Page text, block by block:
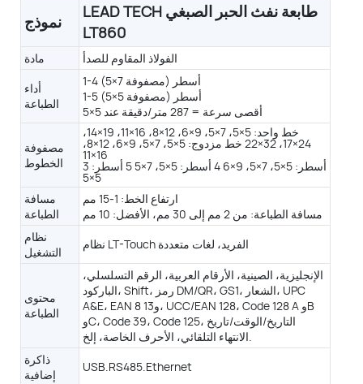
نموذج
LEAD TECH طابعة نفث الحبر الصبغي
LT860
مادة
الفولاذ المقاوم للصدأ
أداء
الطباعة
1-4 أسطر (مصفوفة 7×5)
1-5 أسطر (مصفوفة 5×5)
أقصى سرعة = 287 متر/دقيقة عند 5×5
مصفوفة
الخطوط
خط واحد: 5×5، 7×5، 9×6، 12×8، 16×11، 19×14،
24×17، 32×22 خط مزدوج: 5×5، 7×5، 9×6، 12×8،
16×11
3 أسطر: 5×5، 7×5، 9×6 4 أسطر: 5×5، 7×5 5 أسطر:
5×5
مسافة
الطباعة
ارتفاع الخط: 1-15 مم
مسافة الطباعة: من 2 مم إلى 30 مم، الأفضل: 10 مم
نظام
التشغيل
نظام LT-Touch الفريد، لغات متعددة
محتوى
الطباعة
الإنجليزية، الصينية، الأرقام العربية، الرقم التسلسلي،
الباركود، Shift، رمز DM/QR، GS1، الشعار، UPC
A&E، EAN 8 و13، UCC/EAN 128، Code 128 A وB
وC، Code 39، Code 125، التاريخ/الوقت/تاريخ
الانتهاء التلقائي، الأحرف الخاصة، إلخ.
ذاكرة
إضافية
USB.RS485.Ethernet
علب وأغطية زجاج حاويات بلاستيكية صلبةLEAD TECH طابعة نفث الحبر الصبغي LT860